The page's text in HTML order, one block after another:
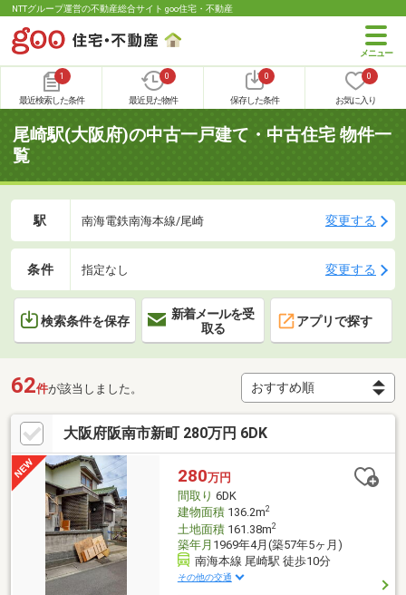
NTTグループ運営の不動産総合サイト goo住宅・不動産
1
最近検索した条件
0
最近見た物件
0
保存した条件
0
お気に入り
尾崎駅(大阪府)の中古一戸建て・中古住宅 物件一
覧
駅 南海電鉄南海本線/尾崎 変更する
条件 指定なし 変更する
検索条件を保存
新着メールを受
取る
アプリで探す
62件が該当しました。
大阪府阪南市新町 280万円 6DK
280万円
間取り 6DK
建物面積136.2m2
土地面積161.38m2
築年月 1969年4月(築57年5ヶ月)
南海本線 尾崎駅 徒歩10分
その他の交通